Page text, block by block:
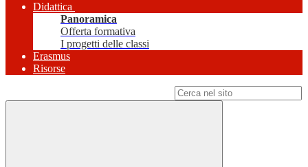
Didattica
Panoramica
Offerta formativa
I progetti delle classi
Erasmus
Risorse